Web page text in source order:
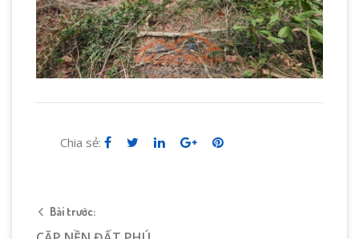
Chia sẻ:
Bài trước: